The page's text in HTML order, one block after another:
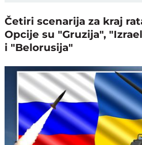
Četiri scenarija za kraj
Opcije su "Gruzija",
i "Belorusija"